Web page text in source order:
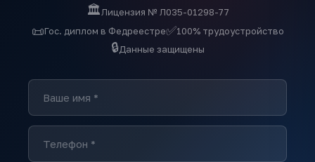
🏛️Лицензия № Л035-01298-77
📜Гос. диплом в Федреестре✅100% трудоустройство
🔒Данные защищены